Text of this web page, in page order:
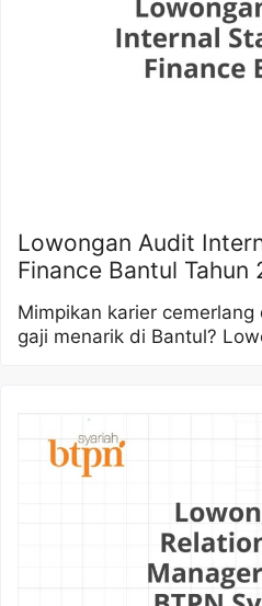
Lowongan Audit
Finance Bantul Tahun
Mimpikan karier
gaji menarik di Bantul?